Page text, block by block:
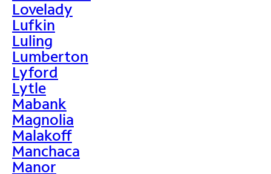
Lovelady
Lufkin
Luling
Lumberton
Lyford
Lytle
Mabank
Magnolia
Malakoff
Manchaca
Manor